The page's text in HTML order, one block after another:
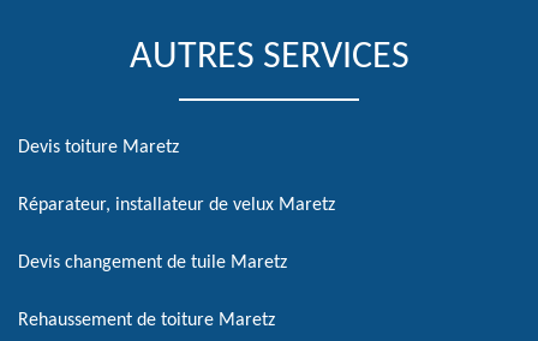
AUTRES SERVICES
Devis toiture Maretz
Réparateur, installateur de velux Maretz
Devis changement de tuile Maretz
Rehaussement de toiture Maretz